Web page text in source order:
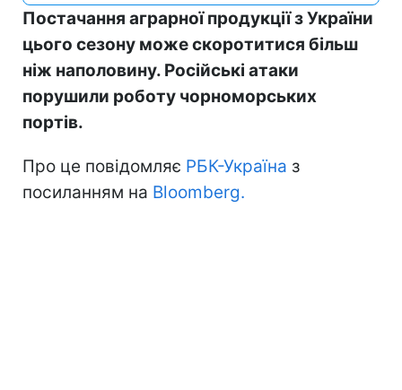
Постачання аграрної продукції з України
цього сезону може скоротитися більш
ніж наполовину. Російські атаки
порушили роботу чорноморських
портів.
Про це повідомляє РБК-Україна з
посиланням на Bloomberg.